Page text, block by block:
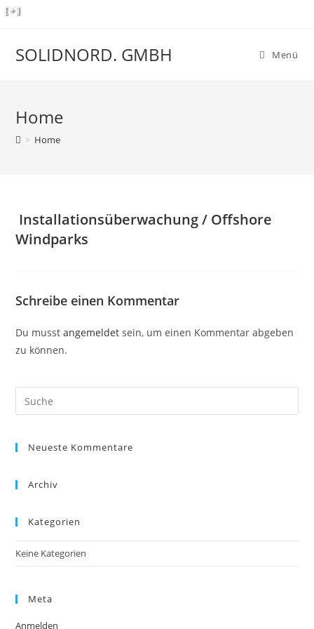
Zum
SOLIDNORD. GMBH Menü
Home
> Home
Installationsüberwachung / Offshore
Windparks
Schreibe einen Kommentar
Du musstangemeldet sein, um einen Kommentar abgeben
zu können.
Search
this
Neueste Kommentare
Archiv
Kategorien
Keine Kategorien
Meta
Anmelden
[ + ]